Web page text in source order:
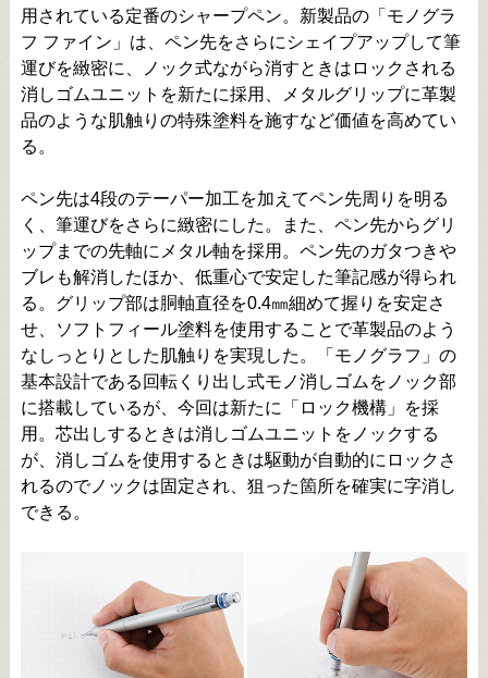
用されている定番のシャープペン。新製品の「モノグラ
フ ファイン」は、ペン先をさらにシェイプアップして筆
運びを緻密に、ノック式ながら消すときはロックされる
消しゴムユニットを新たに採用、メタルグリップに革製
品のような肌触りの特殊塗料を施すなど価値を高めてい
る。
ペン先は4段のテーパー加工を加えてペン先周りを明る
く、筆運びをさらに緻密にした。また、ペン先からグリ
ップまでの先軸にメタル軸を採用。ペン先のガタつきや
ブレも解消したほか、低重心で安定した筆記感が得られ
る。グリップ部は胴軸直径を0.4㎜細めて握りを安定さ
せ、ソフトフィール塗料を使用することで革製品のよう
なしっとりとした肌触りを実現した。「モノグラフ」の
基本設計である回転くり出し式モノ消しゴムをノック部
に搭載しているが、今回は新たに「ロック機構」を採
用。芯出しするときは消しゴムユニットをノックする
が、消しゴムを使用するときは駆動が自動的にロックさ
れるのでノックは固定され、狙った箇所を確実に字消し
できる。